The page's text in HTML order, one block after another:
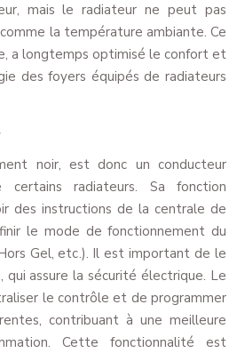
mais le radiateur ne peut pas
la température ambiante. Ce
a longtemps optimisé le confort et
des foyers équipés de radiateurs
noir, est donc un conducteur
certains radiateurs. Sa fonction
des instructions de la centrale de
le mode de fonctionnement du
Gel, etc.). Il est important de le
assure la sécurité électrique. Le
le contrôle et de programmer
contribuant à une meilleure
Cette fonctionnalité est